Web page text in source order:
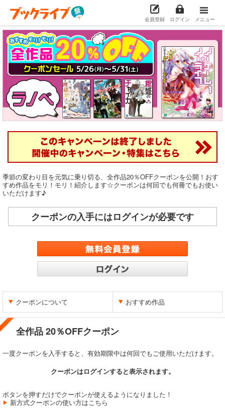
会員登録 ログイン メニュー
季節の変わり目を元気に乗り切る、全作品20％OFFクーポンを公開！おす
すめ作品をモリ！モリ！紹介します☆クーポンは何回でも何冊でもお使い
いただけます♪
クーポンの入手にはログインが必要です
クーポンについて おすすめ作品
全作品 20％OFFクーポン
一度クーポンを入手すると、有効期限中は何回でもご使用いただけます。
クーポンはログインすると表示されます。
ボタンを押すだけでクーポンが使えるようになりました！
新方式クーポンの使い方はこちら